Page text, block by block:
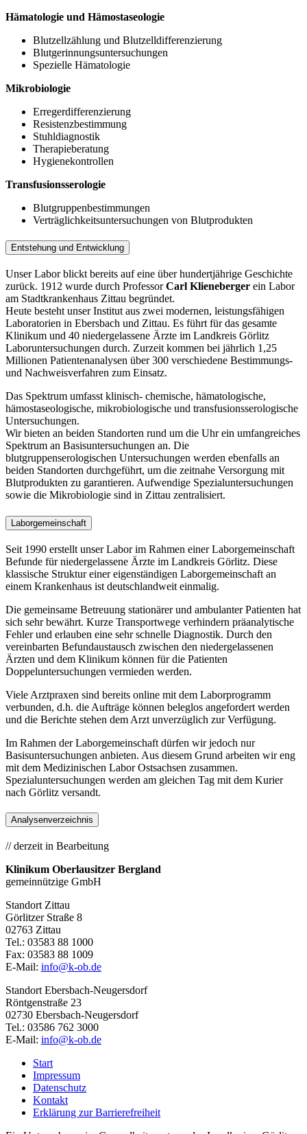
Hämatologie und Hämostaseologie
Blutzellzählung und Blutzelldifferenzierung
Blutgerinnungsuntersuchungen
Spezielle Hämatologie
Mikrobiologie
Erregerdifferenzierung
Resistenzbestimmung
Stuhldiagnostik
Therapieberatung
Hygienekontrollen
Transfusionsserologie
Blutgruppenbestimmungen
Verträglichkeitsuntersuchungen von Blutprodukten
Entstehung und Entwicklung
Unser Labor blickt bereits auf eine über hundertjährige Geschichte
zurück. 1912 wurde durch ProfessorCarl Klieneberger ein Labor
am Stadtkrankenhaus Zittau begründet.
Heute besteht unser Institut aus zwei modernen, leistungsfähigen
Laboratorien in Ebersbach und Zittau. Es führt für das gesamte
Klinikum und 40 niedergelassene Ärzte im Landkreis Görlitz
Laboruntersuchungen durch. Zurzeit kommen bei jährlich 1,25
Millionen Patientenanalysen über 300 verschiedene Bestimmungs-
und Nachweisverfahren zum Einsatz.
Das Spektrum umfasst klinisch- chemische, hämatologische,
hämostaseologische, mikrobiologische und transfusionsserologische
Untersuchungen.
Wir bieten an beiden Standorten rund um die Uhr ein umfangreiches
Spektrum an Basisuntersuchungen an. Die
blutgruppenserologischen Untersuchungen werden ebenfalls an
beiden Standorten durchgeführt, um die zeitnahe Versorgung mit
Blutprodukten zu garantieren. Aufwendige Spezialuntersuchungen
sowie die Mikrobiologie sind in Zittau zentralisiert.
Laborgemeinschaft
Seit 1990 erstellt unser Labor im Rahmen einer Laborgemeinschaft
Befunde für niedergelassene Ärzte im Landkreis Görlitz. Diese
klassische Struktur einer eigenständigen Laborgemeinschaft an
einem Krankenhaus ist deutschlandweit einmalig.
Die gemeinsame Betreuung stationärer und ambulanter Patienten hat
sich sehr bewährt. Kurze Transportwege verhindern präanalytische
Fehler und erlauben eine sehr schnelle Diagnostik. Durch den
vereinbarten Befundaustausch zwischen den niedergelassenen
Ärzten und dem Klinikum können für die Patienten
Doppeluntersuchungen vermieden werden.
Viele Arztpraxen sind bereits online mit dem Laborprogramm
verbunden, d.h. die Aufträge können beleglos angefordert werden
und die Berichte stehen dem Arzt unverzüglich zur Verfügung.
Im Rahmen der Laborgemeinschaft dürfen wir jedoch nur
Basisuntersuchungen anbieten. Aus diesem Grund arbeiten wir eng
mit dem Medizinischen Labor Ostsachsen zusammen.
Spezialuntersuchungen werden am gleichen Tag mit dem Kurier
nach Görlitz versandt.
Analysenverzeichnis
// derzeit in Bearbeitung
Klinikum Oberlausitzer Bergland
gemeinnützige GmbH
Standort Zittau
Görlitzer Straße 8
02763 Zittau
Tel.: 03583 88 1000
Fax: 03583 88 1009
E-Mail: info@k-ob.de
Standort Ebersbach-Neugersdorf
Röntgenstraße 23
02730 Ebersbach-Neugersdorf
Tel.: 03586 762 3000
E-Mail: info@k-ob.de
Start
Impressum
Datenschutz
Kontakt
Erklärung zur Barriere­freiheit